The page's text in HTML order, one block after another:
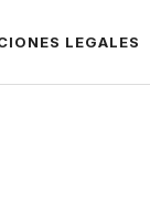
LEGALES